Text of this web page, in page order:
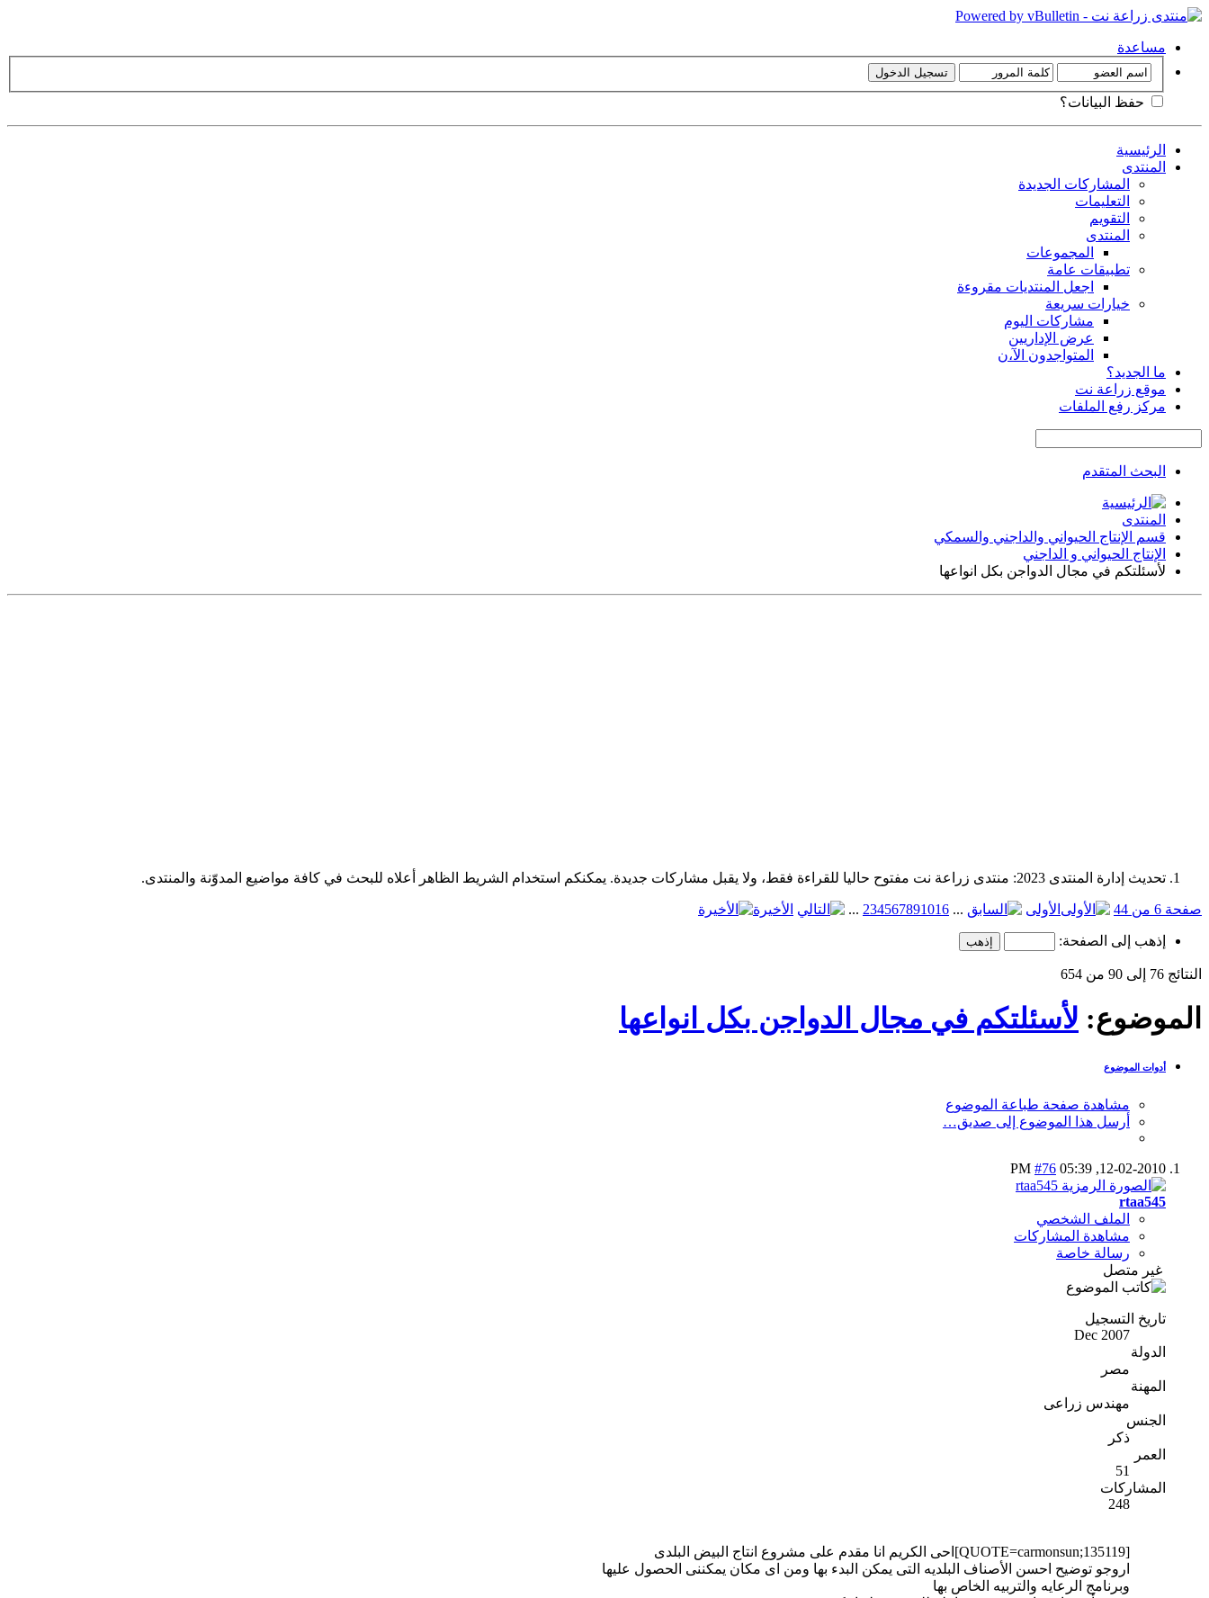
مساعدة
حفظ البيانات؟
الرئيسية
المنتدى
المشاركات الجديدة
التعليمات
التقويم
المنتدى
المجموعات
تطبيقات عامة
اجعل المنتديات مقروءة
خيارات سريعة
مشاركات اليوم
عرض الإداريين
المتواجدون الآ،ن
ما الجديد؟
موقع زراعة نت
مركز رفع الملفات
البحث المتقدم
المنتدى
قسم الإنتاج الحيواني والداجني والسمكي
الإنتاج الحيواني و الداجني
لأسئلتكم في مجال الدواجن بكل انواعها
تحديث إدارة المنتدى 2023: منتدى زراعة نت مفتوح حاليا للقراءة فقط، ولا يقبل مشاركات جديدة. يمكنكم استخدام الشريط الظاهر أعلاه للبحث في كافة مواضيع المدوّنة والمنتدى.
صفحة 6 من 44 الأولى ...
234567891016
... الأخيرة
إذهب إلى الصفحة:
النتائج 76 إلى 90 من 654
الموضوع: لأسئلتكم في مجال الدواجن بكل انواعها
أدوات الموضوع
مشاهدة صفحة طباعة الموضوع
أرسل هذا الموضوع إلى صديق…
12-02-2010,
05:39 PM
#76
rtaa545
الملف الشخصي
مشاهدة المشاركات
رسالة خاصة
غير متصل
تاريخ التسجيل
Dec 2007
الدولة
مصر
المهنة
مهندس زراعى
الجنس
ذكر
العمر
51
المشاركات
248
[QUOTE=carmonsun;135119]احى الكريم انا مقدم على مشروع انتاج البيض البلدى
اروجو توضيح احسن الأصناف البلديه التى يمكن البدء بها ومن اى مكان يمكننى الحصول عليها
وبرنامج الرعايه والتربيه الخاص بها